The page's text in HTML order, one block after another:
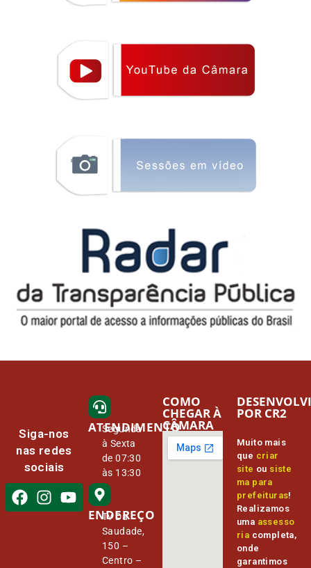
Siga-nos
nas redes
sociais
ATENDIMENTO
Segunda
à Sexta
de 07:30
às 13:30
ENDEREÇO
Tv Da
Saudade,
150 –
Centro –
COMO
CHEGAR À
CÂMARA
Muito mais
que criar
site ou siste
ma para
prefeituras!
Realizamos
uma assesso
ria completa,
onde
garantimos
POR CR2